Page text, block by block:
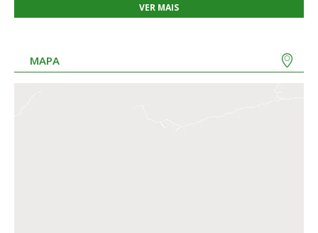
VER MAIS
MAPA